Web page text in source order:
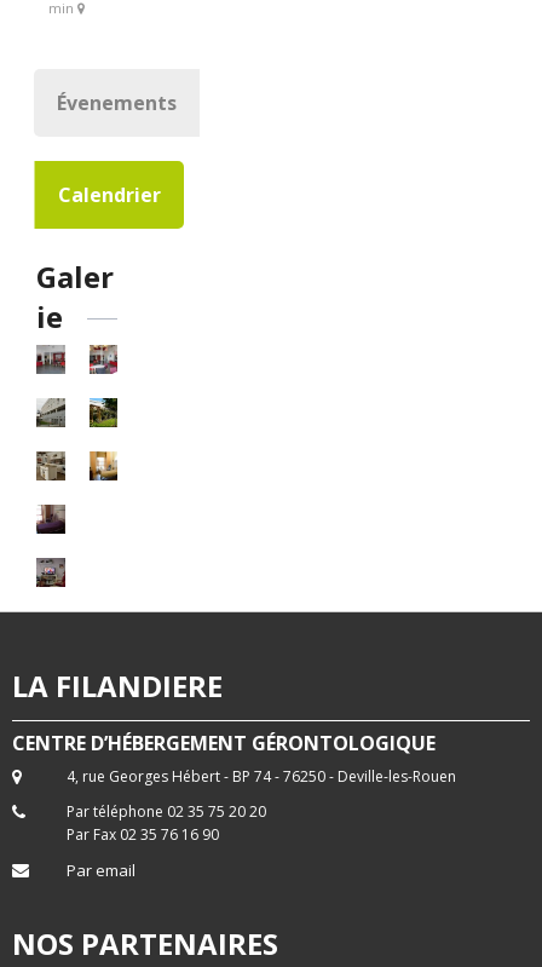
min
Évenements
Calendrier
Galer
ie
LA FILANDIERE
CENTRE D’HÉBERGEMENT GÉRONTOLOGIQUE
4, rue Georges Hébert - BP 74 - 76250 - Deville-les-Rouen
Par téléphone 02 35 75 20 20
Par Fax 02 35 76 16 90
Par email
NOS PARTENAIRES